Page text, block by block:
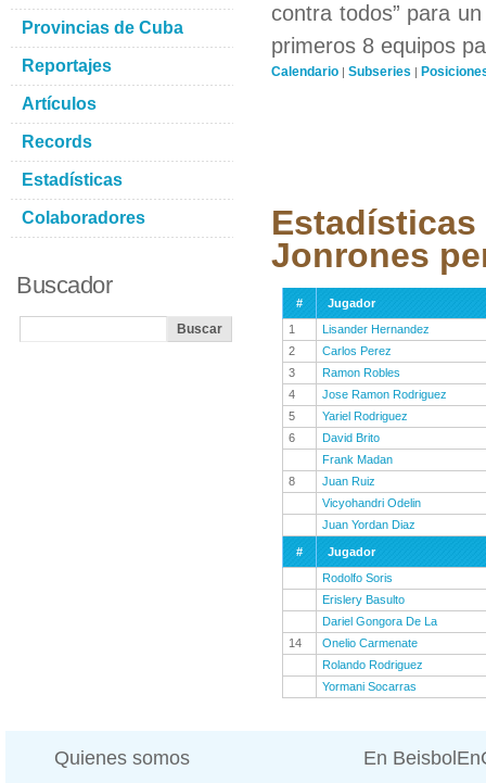
contra todos” para
primeros 8 equipos
Calendario | Subseries |
Jonrones
#
Jugador
1
Lisander Hernandez
2
Carlos Perez
3
Ramon Robles
4
Jose Ramon Rodriguez
5
Yariel Rodriguez
6
David Brito
Frank Madan
8
Juan Ruiz
Vicyohandri Odelin
Juan Yordan Diaz
#
Jugador
Rodolfo Soris
Erislery Basulto
Dariel Gongora De La
14
Onelio Carmenate
Rolando Rodriguez
Yormani Socarras
Provincias de Cuba
Reportajes
Artículos
Records
Estadísticas
Colaboradores
Buscador
Quienes somos En